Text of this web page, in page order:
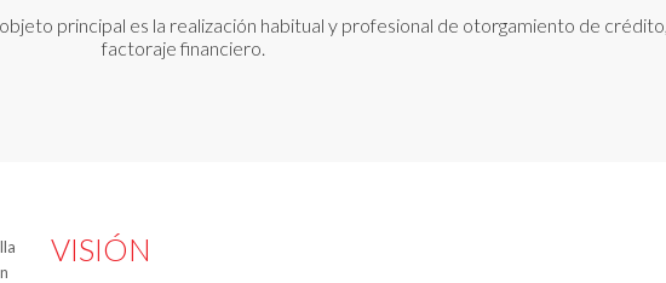
principal es la realización habitual y profesional de otorgamiento de
factoraje financiero.
VISIÓN